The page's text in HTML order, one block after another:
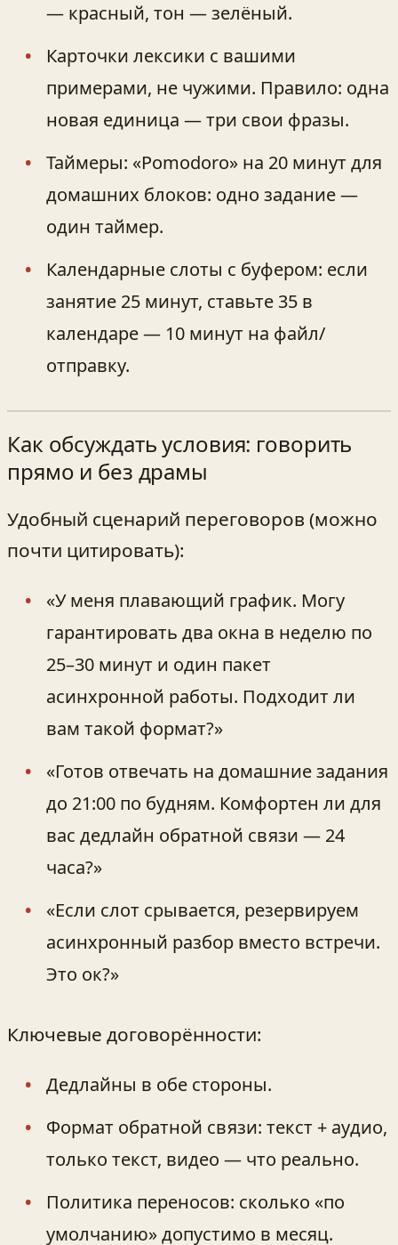
— красный, тон — зелёный.
Карточки лексики с вашими
примерами, не чужими. Правило: одна
новая единица — три свои фразы.
Таймеры: «Pomodoro» на 20 минут для
домашних блоков: одно задание —
один таймер.
Календарные слоты с буфером: если
занятие 25 минут, ставьте 35 в
календаре — 10 минут на файл/
отправку.
Как обсуждать условия: говорить
прямо и без драмы
Удобный сценарий переговоров (можно
почти цитировать):
«У меня плавающий график. Могу
гарантировать два окна в неделю по
25–30 минут и один пакет
асинхронной работы. Подходит ли
вам такой формат?»
«Готов отвечать на домашние задания
до 21:00 по будням. Комфортен ли для
вас дедлайн обратной связи — 24
часа?»
«Если слот срывается, резервируем
асинхронный разбор вместо встречи.
Это ок?»
Ключевые договорённости:
Дедлайны в обе стороны.
Формат обратной связи: текст + аудио,
только текст, видео — что реально.
Политика переносов: сколько «по
умолчанию» допустимо в месяц.